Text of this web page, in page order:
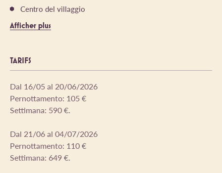
Centro del villaggio
Afficher plus
TARIFS
Dal 16/05 al 20/06/2026
Pernottamento: 105 €
Settimana: 590 €.
Dal 21/06 al 04/07/2026
Pernottamento: 110 €
Settimana: 649 €.